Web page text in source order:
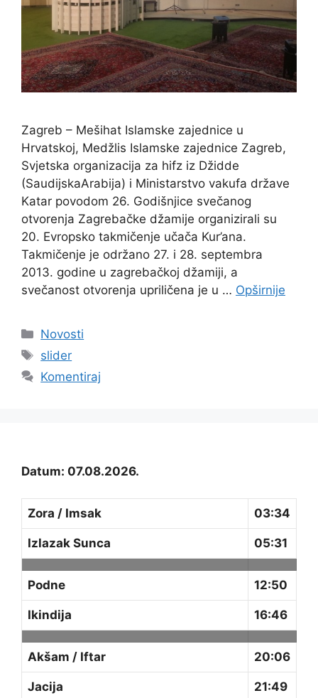
Zagreb – Mešihat Islamske zajednice u
Hrvatskoj, Medžlis Islamske zajednice Zagreb,
Svjetska organizacija za hifz iz Džidde
(SaudijskaArabija) i Ministarstvo vakufa države
Katar povodom 26. Godišnjice svečanog
otvorenja Zagrebačke džamije organizirali su
20. Evropsko takmičenje učača Kur’ana.
Takmičenje je održano 27. i 28. septembra
2013. godine u zagrebačkoj džamiji, a
svečanost otvorenja upriličena je u … Opširnije
Kategorije
Novosti
Oznake
slider
Komentiraj
Datum: 07.08.2026.
Zora / Imsak 03:34
Izlazak Sunca 05:31
Podne 12:50
Ikindija 16:46
Akšam / Iftar 20:06
Jacija 21:49